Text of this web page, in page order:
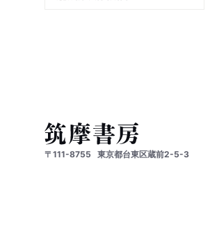
〒111-8755 東京都台東区蔵前2-5-3